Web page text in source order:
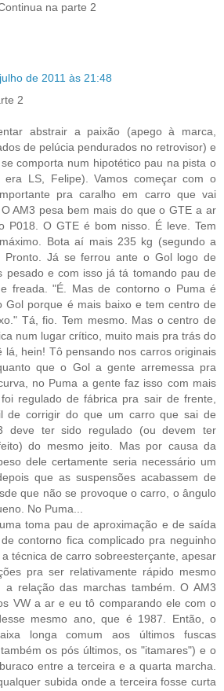
na parte 2
de 2011 às 21:48
2
abstrair a paixão (apego à marca,
de pelúcia pendurados no retrovisor) e
comporta num hipotético pau na pista o
LS, Felipe). Vamos começar com o
pra caralho em carro que vai
AM3 pesa bem mais do que o GTE a ar
P018. O GTE é bom nisso. É leve. Tem
Bota aí mais 235 kg (segundo a
Pronto. Já se ferrou ante o Gol logo de
pesado e com isso já tá tomando pau de
freada. "É. Mas de contorno o Puma é
Gol porque é mais baixo e tem centro de
Tá, fio. Tem mesmo. Mas o centro de
num lugar crítico, muito mais pra trás do
lá, hein! Tô pensando nos carros originais
que o Gol a gente arremessa pra
no Puma a gente faz isso com mais
regulado de fábrica pra sair de frente,
de corrigir do que um carro que sai de
deve ter sido regulado (ou devem ter
do mesmo jeito. Mas por causa da
dele certamente seria necessário um
que as suspensões acabassem de
que não se provoque o carro, o ângulo
No Puma...
toma pau de aproximação e de saída
contorno fica complicado pra neguinho
técnica de carro sobreesterçante, apesar
pra ser relativamente rápido mesmo
a relação das marchas também. O AM3
VW a ar e eu tô comparando ele com o
mesmo ano, que é 1987. Então, o
longa comum aos últimos fuscas
os pós últimos, os "itamares") e o
entre a terceira e a quarta marcha.
subida onde a terceira fosse curta